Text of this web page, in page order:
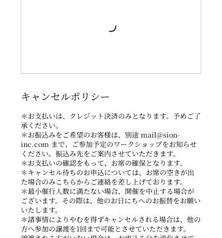
キャンセルポリシー
＊お支払いは、クレジット決済のみとなります。予めご了
承ください。
＊お振込みをご希望のお客様は、別途 mail@sion-
inc.com まで、ご参加予定のワークショップをお知らせ
ください。振込み先をご案内させていただきます。
＊お支払いの確認をもって、お席の確保となります。
＊キャンセル待ちのお申込については、お席の空きが出
た場合のみこちらからご連絡を差し上げております。
＊最小催行人数に満たない場合、開催を中止する場合が
ございます。その際は、他のお日にちへのお振替をお願い
いたします。
＊諸事情によりやむを得ずキャンセルされる場合は、他の
方へ参加の譲渡を1回まで可能とさせていただきます。